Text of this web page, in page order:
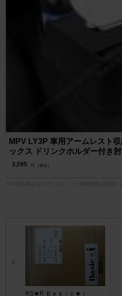
MPV LY3P 車用アームレスト
ックス ドリンクホルダー付き肘
3,595 円 （税込）
RS★R Ｂａｓｉｃ★ｉ